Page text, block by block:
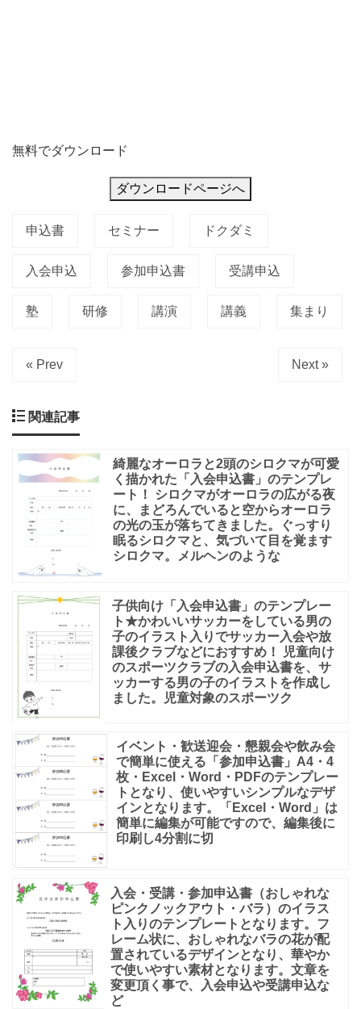
無料でダウンロード
ダウンロードページへ
申込書 セミナー ドクダミ
入会申込 参加申込書 受講申込
塾 研修 講演 講義 集まり
« Prev Next »
関連記事
綺麗なオーロラと2頭のシロクマが可愛
く描かれた「入会申込書」のテンプレ
ート！ シロクマがオーロラの広がる夜
に、まどろんでいると空からオーロラ
の光の玉が落ちてきました。ぐっすり
眠るシロクマと、気づいて目を覚ます
シロクマ。メルヘンのような
子供向け「入会申込書」のテンプレー
ト★かわいいサッカーをしている男の
子のイラスト入りでサッカー入会や放
課後クラブなどにおすすめ！ 児童向け
のスポーツクラブの入会申込書を、サ
ッカーする男の子のイラストを作成し
ました。児童対象のスポーツク
イベント・歓送迎会・懇親会や飲み会
で簡単に使える「参加申込書」A4・4
枚・Excel・Word・PDFのテンプレー
トとなり、使いやすいシンプルなデザ
インとなります。「Excel・Word」は
簡単に編集が可能ですので、編集後に
印刷し4分割に切
入会・受講・参加申込書（おしゃれな
ピンクノックアウト・バラ）のイラス
ト入りのテンプレートとなります。フ
レーム状に、おしゃれなバラの花が配
置されているデザインとなり、華やか
で使いやすい素材となります。文章を
変更頂く事で、入会申込や受講申込な
ど